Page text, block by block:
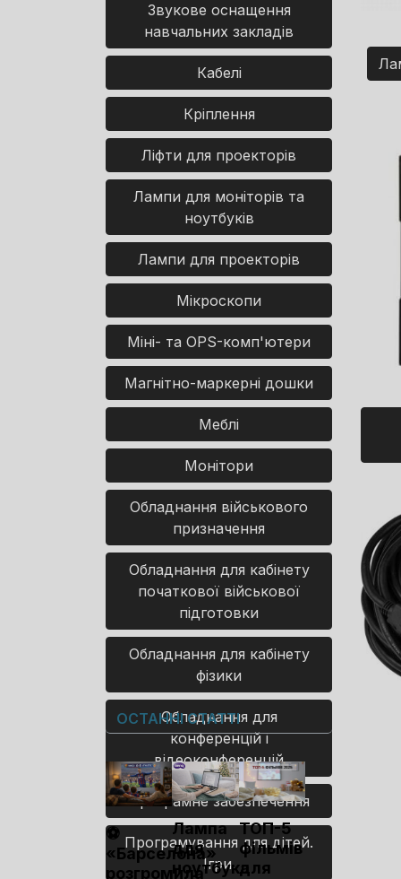
Звукове оснащення
навчальних закладів
Кабелі
Кріплення
Ліфти для проекторів
Лампи для моніторів та
ноутбуків
Лампи для проекторів
Мікроскопи
Міні- та OPS-комп'ютери
Магнітно-маркерні дошки
Меблі
Монітори
Обладнання військового
призначення
Обладнання для кабінету
початкової військової
підготовки
Обладнання для кабінету
фізики
Обладнання для
конференцій і
відеоконференцій
Програмне забезпечення
Програмування для дітей.
Ігри.
ОСТАННІ СТАТТІ
⚽
«Барселона»
розгромила
Лампа
для
ноутбука
ТОП-5
фільмів
для